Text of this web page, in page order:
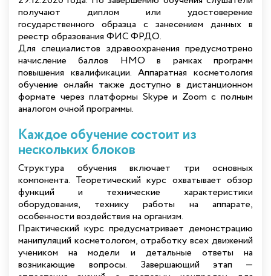
получают диплом или удостоверение
государственного образца с занесением данных в
реестр образования ФИС ФРДО.
Для специалистов здравоохранения предусмотрено
начисление баллов НМО в рамках программ
повышения квалификации. Аппаратная косметология
обучение онлайн также доступно в дистанционном
формате через платформы Skype и Zoom с полным
аналогом очной программы.
Каждое обучение состоит из
нескольких блоков
Структура обучения включает три основных
компонента. Теоретический курс охватывает обзор
функций и технические характеристики
оборудования, технику работы на аппарате,
особенности воздействия на организм.
Практический курс предусматривает демонстрацию
манипуляций косметологом, отработку всех движений
учеником на модели и детальные ответы на
возникающие вопросы. Завершающий этап —